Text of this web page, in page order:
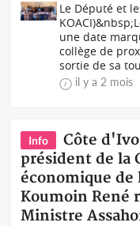
Le Député et
une date
collège de
sortie de sa
il y a 2 mois
Info
Côte
président de la
économique de
Koumoin René
Ministre